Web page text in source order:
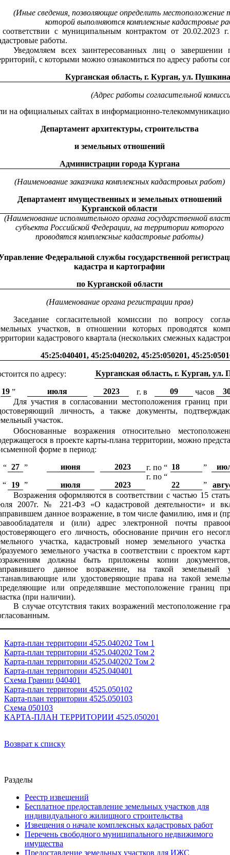
(Иные сведения, позволяющие определить местоположение
которой выполняются комплексные кадастровые
с муниципальным контрактом от
работы.
Уведомляем всех заинтересованных лиц о завершении
с которыми можно ознакомиться по адресу работы
Курганская область, г. Курган, ул.
(Адрес работы согласительной
на официальных сайтах в информационно-
Департамент архитектуры, строительства
и земельных отношений
Администрации города Кургана
(Наименование заказчика комплексных кадастровых работ)
Департамент имущественных и земельных отношений
Курганской области
(Наименование исполнительного органа государственной
субъекта Российской Федерации, на территории которого
проводятся комплексные кадастровые работы)
Федеральной службы государственной
кадастра и картографии
по Курганской области
(Наименование органа регистрации прав)
Заседание согласительной комиссии по вопросу
участков, в отношении которых проводятся
кадастрового квартала (нескольких смежных
45:25:040401, 45:25:040202, 45:25:050201,
по адресу: Курганская область, г. Курган,
19 ” июля 2023 г. в 09 часов
Для участия в согласовании местоположения границ
личность, а также документы,
участок.
Обоснованные возражения относительно
в проекте карты-плана территории, можно
форме в период:
“ 27 ” июня 2023 г. по “ 18 ”
“ 19 ” июля 2023
г. по “
22
”
Возражения оформляются в соответствии с частью 15
2007г. № 221-ФЗ «О кадастровой деятельности» и
данное возражение, в том числе фамилию, имя и
и (или) адрес электронной почты
его личность, обоснование причин его
участка, кадастровый номер земельного
земельного участка в соответствии с проектом
должны быть приложены копии
данное возражение, на такой
или удостоверяющие права на такой
или определявшие местоположение границ
(при наличии).
В случае отсутствия таких возражений местоположение
Карта-план территории 4525.040202 Том 1
Карта-план территории 4525.040202 Том 2
Карта-план территории 4525.040202 Том 2
Карта-план территории 4525.040401
Схема Границ 040401
Карта-план территории 4525.050102
Карта-план территории 4525.050103
Схема 050103
КАРТА-ПЛАН ТЕРРИТОРИИ 4525.050201
Возврат к списку
Разделы
Реестр извещений
Бесплатное предоставление земельных участков для
индивидуального жилищного строительства
Извещения о начале комплексных кадастровых работ
Перечень свободного муниципального недвижимого
имущества
Предоставление земельных участков для ИЖС